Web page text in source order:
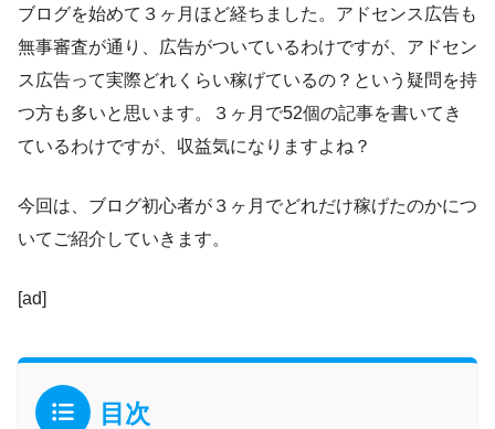
ブログを始めて３ヶ月ほど経ちました。アドセンス広告も
無事審査が通り、広告がついているわけですが、アドセン
ス広告って実際どれくらい稼げているの？という疑問を持
つ方も多いと思います。３ヶ月で52個の記事を書いてき
ているわけですが、収益気になりますよね？
今回は、ブログ初心者が３ヶ月でどれだけ稼げたのかにつ
いてご紹介していきます。
[ad]
目次